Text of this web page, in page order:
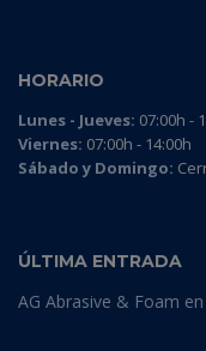
HORARIO
Lunes - Jueves: 07:00h -
Viernes: 07:00h - 14:00h
Sábado y Domingo:
ÚLTIMA ENTRADA
AG Abrasive & Foam